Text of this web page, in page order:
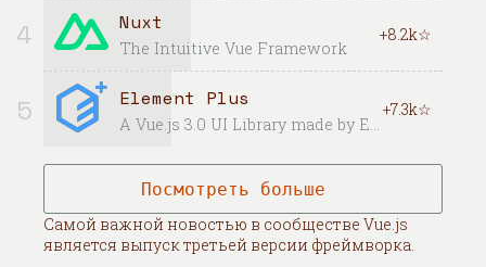
4 Nuxt
The Intuitive Vue Framework
+8.2k☆
5 Element Plus +7.3k☆
Посмотреть больше
Самой важной новостью в сообществе Vue.js
является выпуск третьей версии фреймворка.